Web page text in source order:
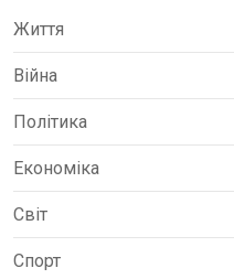
Життя
Війна
Політика
Економіка
Світ
Спорт